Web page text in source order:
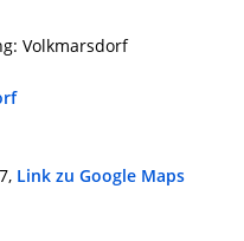
Volkmarsdorf
Link zu Google Maps